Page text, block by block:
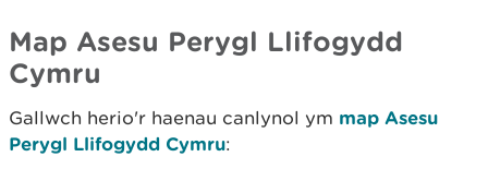
Map Asesu Perygl Llifogydd
Cymru
Gallwch herio'r haenau canlynol ym map Asesu
Perygl Llifogydd Cymru: